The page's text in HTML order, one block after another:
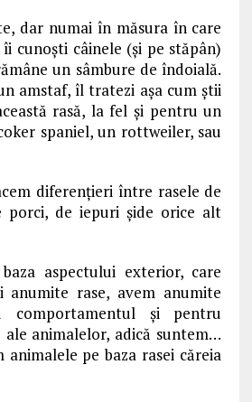
dar numai în măsura în care
cunoști câinele (și pe stăpân)
un sâmbure de îndoială.
amstaf, îl tratezi așa cum știi
rasă, la fel și pentru un
spaniel, un rottweiler, sau
diferențieri între rasele de
porci, de iepuri șide orice alt
aspectului exterior, care
anumite rase, avem anumite
comportamentul și pentru
animalelor, adică suntem…
animalele pe baza rasei căreia